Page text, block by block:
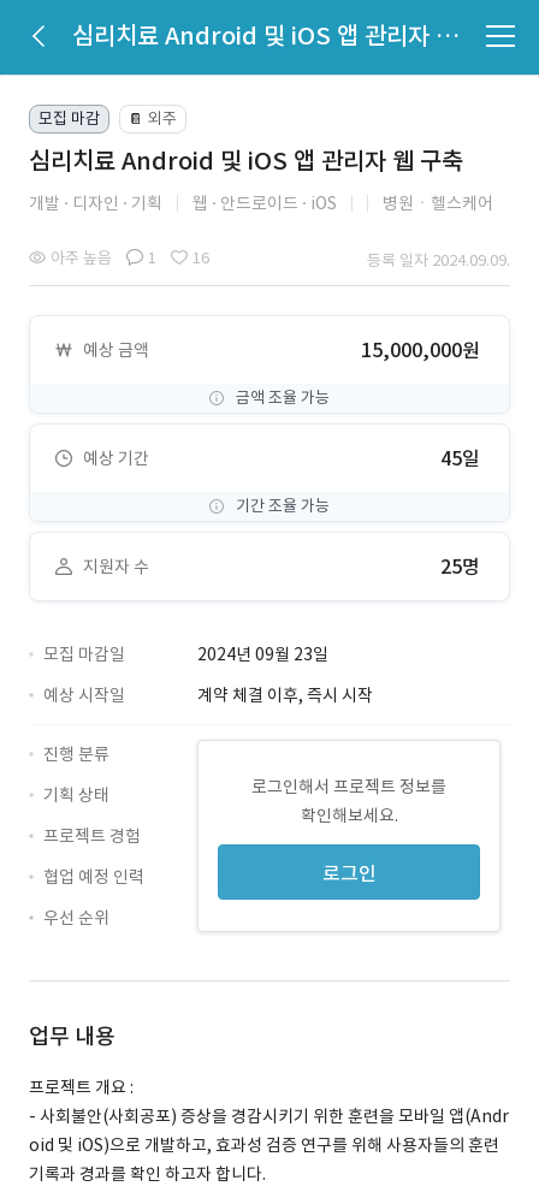
심리치료 Android 및 iOS 앱 관리자 웹 구축
모집 마감 📔 외주
심리치료 Android 및 iOS 앱 관리자 웹 구축
개발 디자인 기획 웹 안드로이드 iOS 병원ㆍ헬스케어
아주 높음 1 16 등록 일자 2024.09.09.
예상 금액 15,000,000원
금액 조율 가능
예상 기간 45일
기간 조율 가능
지원자 수 25명
모집 마감일
2024년 09월 23일
예상 시작일
계약 체결 이후, 즉시 시작
로그인해서 프로젝트 정보를
확인해보세요.
로그인
진행 분류
기획 상태
프로젝트 경험
협업 예정 인력
우선 순위
업무 내용
프로젝트 개요 :
- 사회불안(사회공포) 증상을 경감시키기 위한 훈련을 모바일 앱(Andr
oid 및 iOS)으로 개발하고, 효과성 검증 연구를 위해 사용자들의 훈련
기록과 경과를 확인 하고자 합니다.